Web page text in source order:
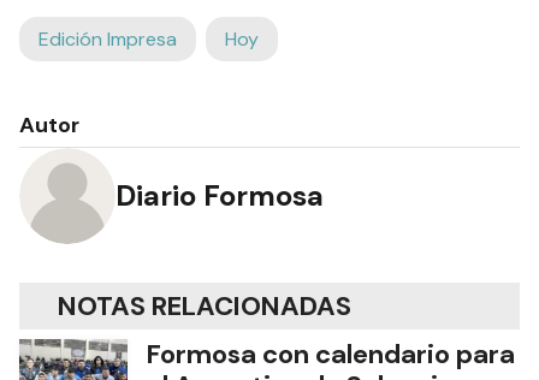
Edición Impresa Hoy
Autor
Diario Formosa
NOTAS RELACIONADAS
Formosa con calendario para